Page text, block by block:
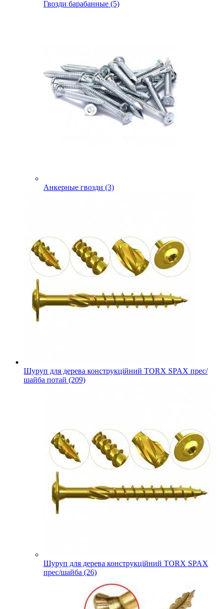
Гвозди барабанные (5)
Анкерные гвозди (3)
Шуруп для дерева конструкційний TORX SPAX прес/
шайба потай (209)
Шуруп для дерева конструкційний TORX SPAX
прес/шайба (26)